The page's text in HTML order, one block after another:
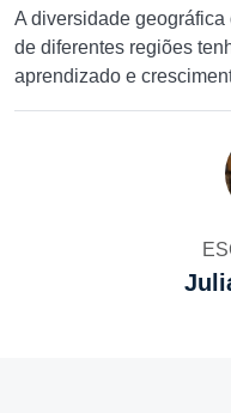
A diversidade
de diferentes regiões
aprendizado e